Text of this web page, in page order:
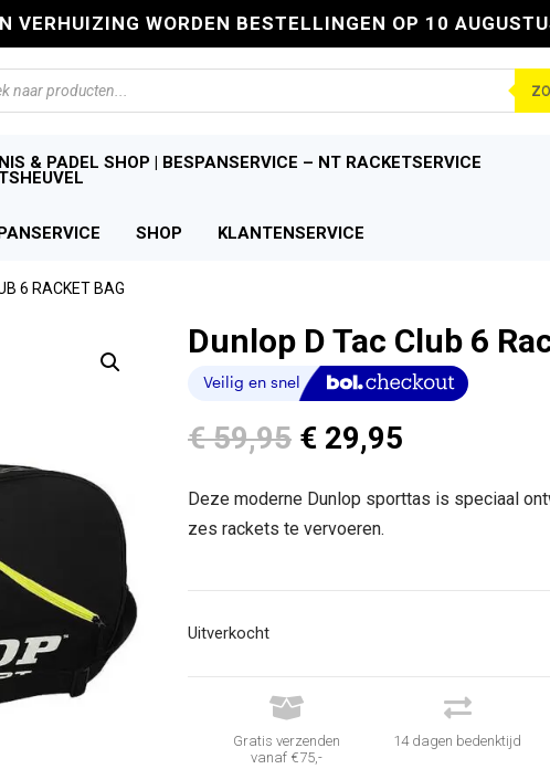
VERHUIZING WORDEN BESTELLINGEN OP 10
& PADEL SHOP | BESPANSERVICE – NT RACKETSERVICE
SHOP KLANTENSERVICE
6 RACKET BAG
Dunlop D Tac Club 6
€59,95 Oorspronkelijke
prijs
was:
€ 59,95.
€ 29,95
is:
Deze moderne Dunlop sporttas is speciaal
zes rackets te vervoeren.
Uitverkocht

Gratis verzenden
vanaf €75,-

14 dagen bedenktijd